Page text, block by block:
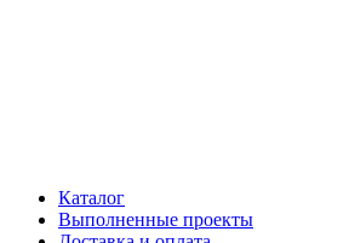
Каталог
Выполненные проекты